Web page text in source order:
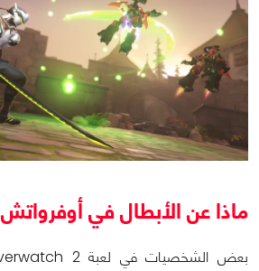
ماذا عن الأبطال في أوفرواتش 2؟!